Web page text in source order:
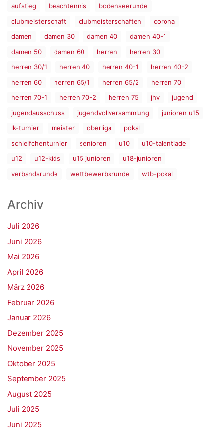
aufstieg beachtennis
bodenseerunde
clubmeisterschaft
clubmeisterschaften
corona
damen
damen 30 damen 40
damen 40-1
damen 50
damen 60 herren
herren 30
herren 30/1
herren 40 herren 40-1
herren 40-2
herren 60
herren 65/1 herren 65/2
herren 70
herren 70-1
herren 70-2 herren 75 jhv
jugend
jugendausschuss
jugendvollversammlung
junioren u15
lk-turnier
meister oberliga
pokal
schleifchenturnier
senioren u10
u10-talentiade
u12
u12-kids u15 junioren
u18-junioren
verbandsrunde
wettbewerbsrunde wtb-pokal
Archiv
Juli 2026
Juni 2026
Mai 2026
April 2026
März 2026
Februar 2026
Januar 2026
Dezember 2025
November 2025
Oktober 2025
September 2025
August 2025
Juli 2025
Juni 2025